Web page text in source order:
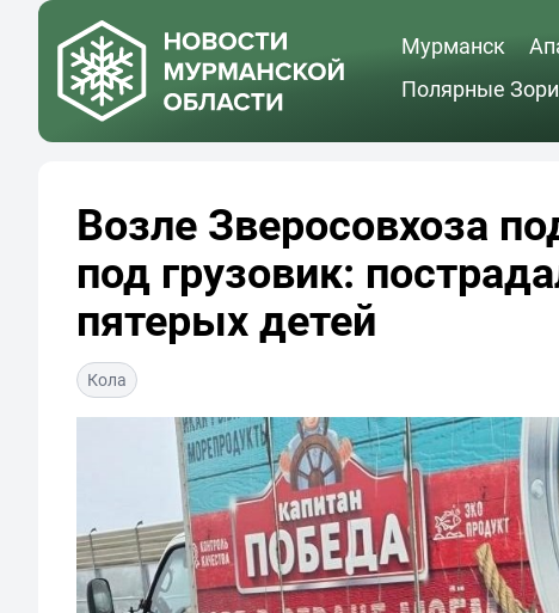
Мурманск
Полярные Зори
Возле Зверосовхоза
под грузовик:
пятерых детей
Кола